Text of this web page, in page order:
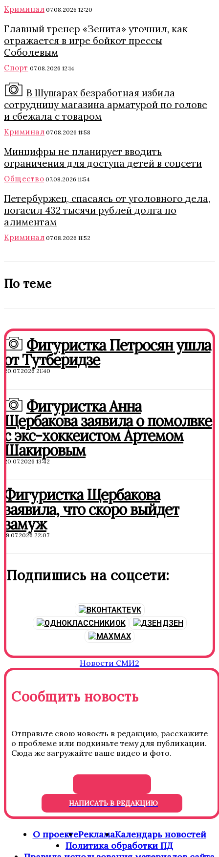
Криминал 07.08.2026 12:20
Главный тренер «Зенита» уточнил, как
отражается в игре бойкот прессы
Соболевым
Спорт 07.08.2026 12:14
В Шушарах безработная избила
сотрудницу магазина арматурой по голове
и сбежала с товаром
Криминал 07.08.2026 11:58
Минцифры не планирует вводить
ограничения для доступа детей в соцсети
Общество 07.08.2026 11:54
Петербуржец, спасаясь от уголовного дела,
погасил 432 тысячи рублей долга по
алиментам
Криминал 07.08.2026 11:52
По теме
Фигуристка Петросян ушла
от Тутберидзе
20.07.2026 21:40
Фигуристка Анна
Щербакова заявила о помолвке
с экс-хоккеистом Артемом
Шакировым
20.07.2026 13:42
Фигуристка Щербакова
заявила, что скоро выйдет
замуж
19.07.2026 22:07
Подпишись на соцсети:
VK
OK
ДЗЕН
MAX
Новости СМИ2
Сообщить новость
Отправьте свою новость в редакцию, расскажите
о проблеме или подкиньте тему для публикации.
Сюда же загружайте ваше видео и фото.
НАПИСАТЬ В РЕДАКЦИЮ
О проектеРекламаКалендарь новостей
Политика обработки ПД